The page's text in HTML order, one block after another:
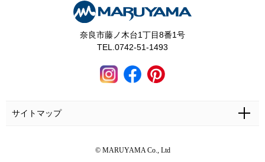
奈良市藤ノ木台1丁目8番1号
TEL.0742-51-1493
サイトマップ
© MARUYAMA Co., Ltd